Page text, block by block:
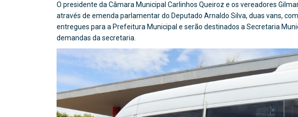
O presidente da Câmara Municipal Carlinhos Queiroz e os vereadores
através de emenda parlamentar do Deputado Arnaldo Silva, duas vans,
entregues para a Prefeitura Municipal e serão destinados a Secretaria
demandas da secretaria.